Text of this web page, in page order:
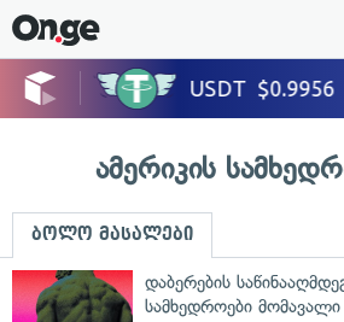
ამერიკის
ბოლო მასალები
დაბერების
სამხედროები